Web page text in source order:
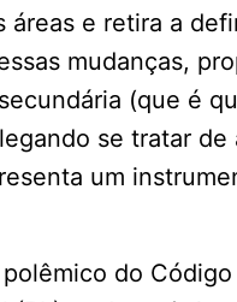
e retira a
mudanças,
(que é
se tratar
um
do